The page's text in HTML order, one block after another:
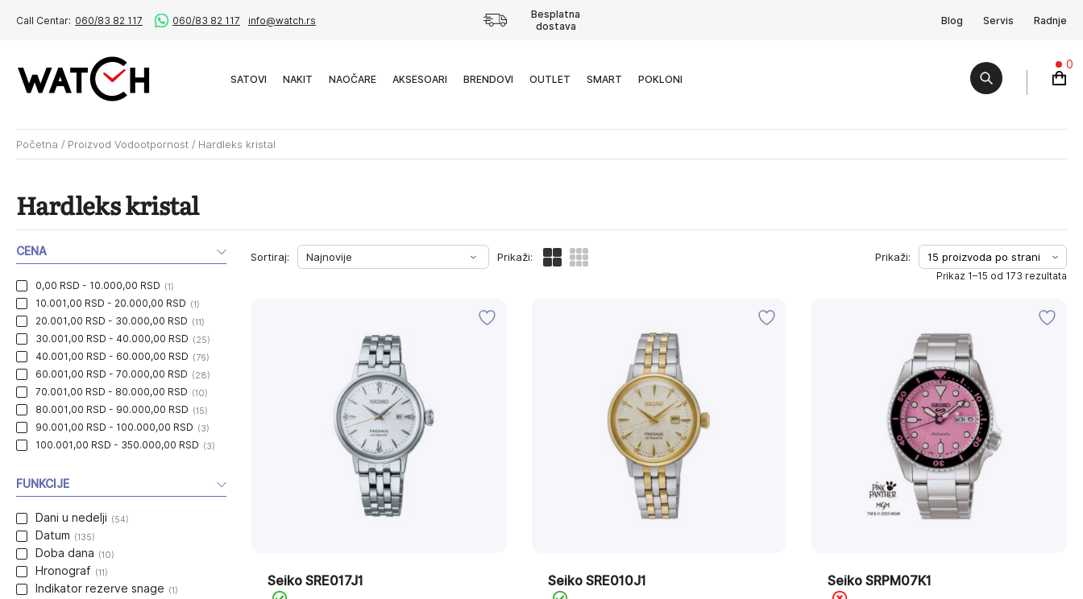
Call Centar: 060/83 82 117 060/83 82 117 info@watch.rs
Besplatna
dostava
Blog Servis Radnje
SATOVI NAKIT NAOČARE AKSESOARI BRENDOVI OUTLET SMART POKLONI
0
Početna / Proizvod Vodootpornost / Hardleks kristal
Hardleks kristal
Sortiraj: Prikaži:
Prikaz 1–15 od 173 rezultata
Seiko SRE017J1 Seiko SRE010J1 Seiko SRPM07K1
CENA
0,00 RSD - 10.000,00 RSD (1)
10.001,00 RSD - 20.000,00 RSD (1)
20.001,00 RSD - 30.000,00 RSD (11)
30.001,00 RSD - 40.000,00 RSD (25)
40.001,00 RSD - 60.000,00 RSD (76)
60.001,00 RSD - 70.000,00 RSD (28)
70.001,00 RSD - 80.000,00 RSD (10)
80.001,00 RSD - 90.000,00 RSD (15)
90.001,00 RSD - 100.000,00 RSD (3)
100.001,00 RSD - 350.000,00 RSD (3)
FUNKCIJE
Dani u nedelji (54)
Datum (135)
Doba dana (10)
Hronograf (11)
Indikator rezerve snage (1)